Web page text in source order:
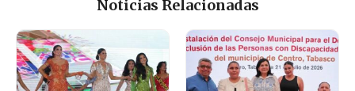
Noticias Relacionadas